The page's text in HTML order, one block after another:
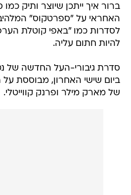
ברור איך ייתכן שיוצר ותיק כמו
האחראי על "ספרטקוס"
לסדרות כמו "באפי קוטלת
להיות חתום עליה.
סדרת גיבורי-העל החדשה של
ביום שישי האחרון, מבוססת
של מארק מילר ופרנק קווייטלי.